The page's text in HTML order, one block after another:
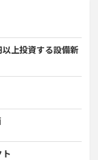
上投資する設備新